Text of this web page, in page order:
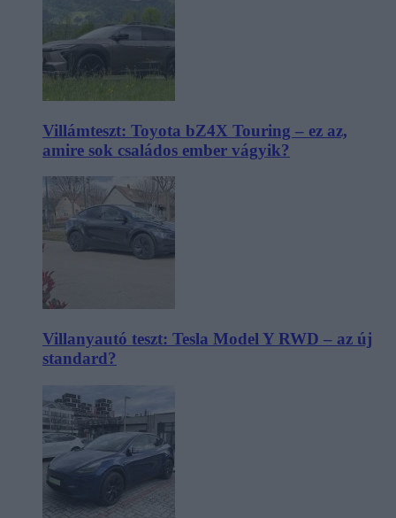
Villámteszt: Toyota bZ4X Touring – ez az,
amire sok családos ember vágyik?
Villanyautó teszt: Tesla Model Y RWD – az új
standard?